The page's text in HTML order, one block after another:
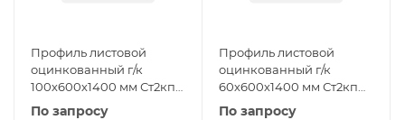
Профиль листовой
оцинкованный г/к
100х600х1400 мм Ст2кп
ГОСТ 9234-74
По запросу
Профиль листовой
оцинкованный г/к
60х600х1400 мм Ст2кп
ГОСТ 9234-74
По запросу